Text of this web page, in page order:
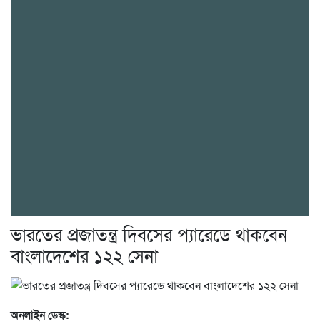
ভারতের প্রজাতন্ত্র দিবসের প্যারেডে থাকবেন
বাংলাদেশের ১২২ সেনা
অনলাইন ডেস্ক: